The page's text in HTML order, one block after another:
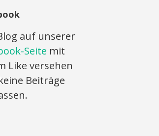
auf unserer
Seite mit
Like versehen
Beiträge